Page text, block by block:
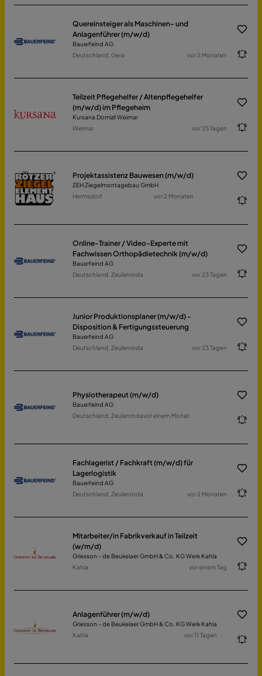
Quereinsteiger als Maschinen- und
Anlagenführer (m/w/d)
Bauerfeind AG
Deutschland, Gera
vor 2 Monaten
Teilzeit Pflegehelfer / Altenpflegehelfer
(m/w/d) im Pflegeheim
Kursana Domizil Weimar
Weimar
vor 25 Tagen
Projektassistenz Bauwesen (m/w/d)
ZEH Ziegelmontagebau GmbH
Hermsdorf
vor 2 Monaten
Online-Trainer / Video-Experte mit
Fachwissen Orthopädietechnik (m/w/d)
Bauerfeind AG
Deutschland, Zeulenroda
vor 23 Tagen
Junior Produktionsplaner (m/w/d) -
Disposition & Fertigungssteuerung
Bauerfeind AG
Deutschland, Zeulenroda
vor 23 Tagen
Physiotherapeut (m/w/d)
Bauerfeind AG
Deutschland, Zeulenrodavor einem Monat
Fachlagerist / Fachkraft (m/w/d) für
Lagerlogistik
Bauerfeind AG
Deutschland, Zeulenroda
vor 2 Monaten
Mitarbeiter/in Fabrikverkauf in Teilzeit
(w/m/d)
Griesson - de Beukelaer GmbH & Co. KG Werk Kahla
Kahla
vor einem Tag
Anlagenführer (m/w/d)
Griesson - de Beukelaer GmbH & Co. KG Werk Kahla
Kahla
vor 11 Tagen